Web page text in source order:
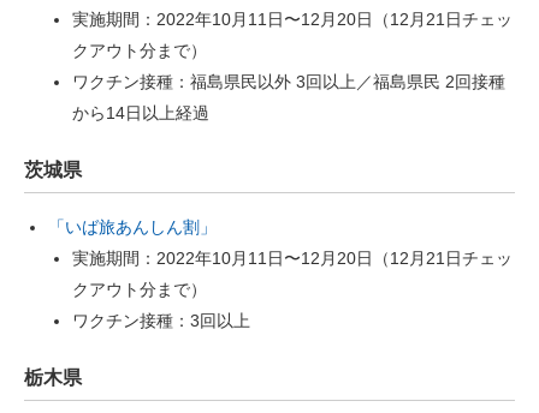
実施期間：2022年10月11日〜12月20日（12月21日チェッ
クアウト分まで）
ワクチン接種：福島県民以外 3回以上／福島県民 2回接種
から14日以上経過
茨城県
「いば旅あんしん割」
実施期間：2022年10月11日〜12月20日（12月21日チェッ
クアウト分まで）
ワクチン接種：3回以上
栃木県